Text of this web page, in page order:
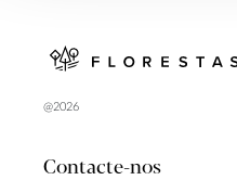
@2026
Contacte-nos